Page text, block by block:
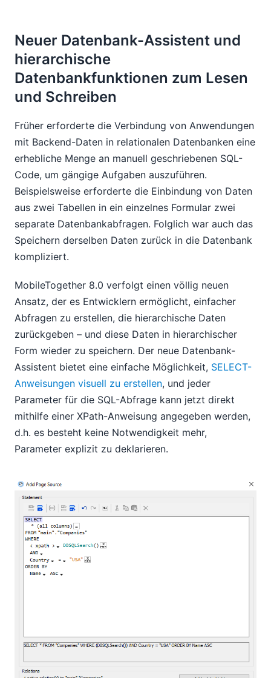
Neuer Datenbank-Assistent und
hierarchische
Datenbankfunktionen zum Lesen
und Schreiben
Früher erforderte die Verbindung von Anwendungen
mit Backend-Daten in relationalen Datenbanken eine
erhebliche Menge an manuell geschriebenen SQL-
Code, um gängige Aufgaben auszuführen.
Beispielsweise erforderte die Einbindung von Daten
aus zwei Tabellen in ein einzelnes Formular zwei
separate Datenbankabfragen. Folglich war auch das
Speichern derselben Daten zurück in die Datenbank
kompliziert.
MobileTogether 8.0 verfolgt einen völlig neuen
Ansatz, der es Entwicklern ermöglicht, einfacher
Abfragen zu erstellen, die hierarchische Daten
zurückgeben – und diese Daten in hierarchischer
Form wieder zu speichern. Der neue Datenbank-
Assistent bietet eine einfache Möglichkeit, SELECT-
Anweisungen visuell zu erstellen, und jeder
Parameter für die SQL-Abfrage kann jetzt direkt
mithilfe einer XPath-Anweisung angegeben werden,
d.h. es besteht keine Notwendigkeit mehr,
Parameter explizit zu deklarieren.